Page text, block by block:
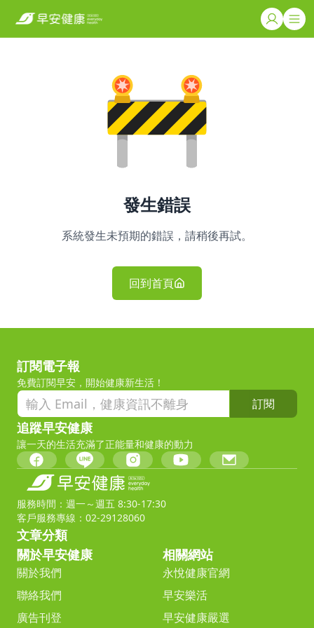
發生錯誤
系統發生未預期的錯誤，請稍後再試。
回到首頁
訂閱電子報
免費訂閱早安，開始健康新生活！
訂閱
追蹤早安健康
讓一天的生活充滿了正能量和健康的動力
服務時間：週一～週五 8:30-17:30
客戶服務專線：02-29128060
文章分類
關於早安健康
關於我們
聯絡我們
廣告刊登
相關網站
永悅健康官網
早安樂活
早安健康嚴選